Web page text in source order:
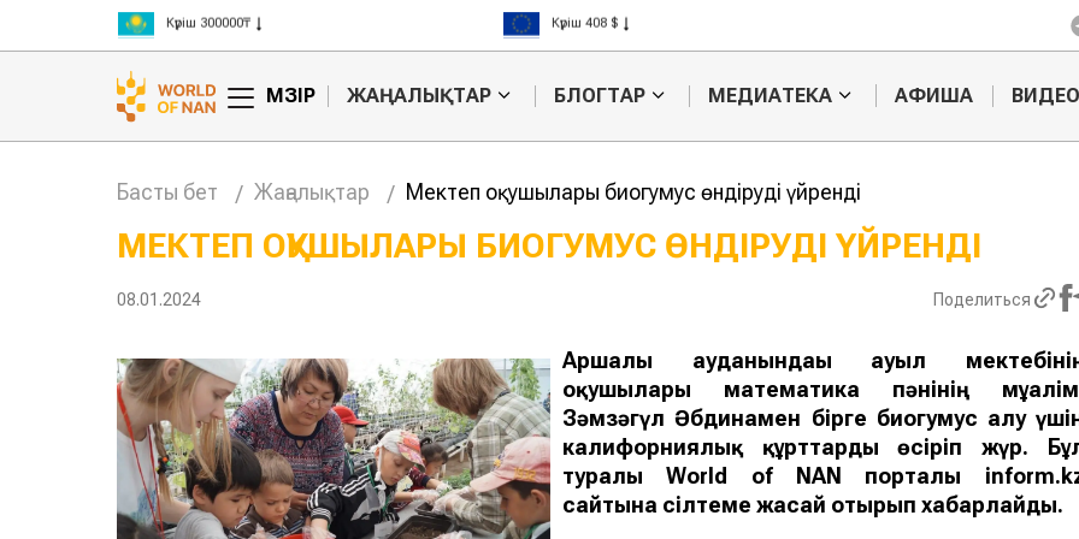
Күріш 300000₸
Бидай 125000₸
Күріш 408 $
Бидай 423 $
МӘЗІР ЖАҢАЛЫҚТАР БЛОГТАР МЕДИАТЕКА АФИША ВИДЕО
Басты бет Жаңалықтар Мектеп оқушылары биогумус өндіруді үйренді
МЕКТЕП ОҚУШЫЛАРЫ БИОГУМУС ӨНДІРУДІ ҮЙРЕНДІ
08.01.2024 Поделиться
Аршалы ауданындағы ауыл
оқушылары математика пәнінің
Зәмзәгүл Әбдинамен бірге биогумус алу
калифорниялық құрттарды өсіріп жүр.
туралы World of NAN порталы
сайтына сілтеме жасай отырып хабарлайды.
айыппұл салынды
Фермерлер
теңгенің